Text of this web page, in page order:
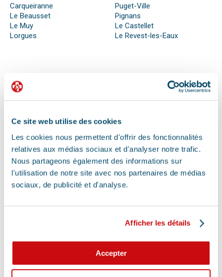
Ce site web utilise des cookies
Les cookies nous permettent d'offrir des fonctionnalités
relatives aux médias sociaux et d'analyser notre trafic.
Nous partageons également des informations sur
l'utilisation de notre site avec nos partenaires de médias
sociaux, de publicité et d'analyse.
Afficher les détails
Accepter
Carqueiranne
Le Beausset
Le Muy
Lorgues
Puget-Ville
Pignans
Le Castellet
Le Revest-les-Eaux
QUE FAIRE EN CAS D’URGENCE ?
Face à son animal souffrant, nous sommes nombreux à
préparer totalement à ce type d’événement, certains gestes
Ainsi, le premier réflexe à avoir dans une telle situation est de
contacter le vétérinaire de garde ou la clinique d’urgence
vétérinaire la plus proche de votre domicile. Il est important
également de ne pas paniquer et de vous assurer de la
sécurité de votre animal pour ne pas empirer la situation.
Pour pouvoir détecter un mal-être chez son animal et décrire
signaux. Tout comportement anormal ou abattement doit
Les difficultés respiratoires, pertes de conscience, les
votre chat, chien ou autre nouvel animal de compagnie ne va
pas bien.